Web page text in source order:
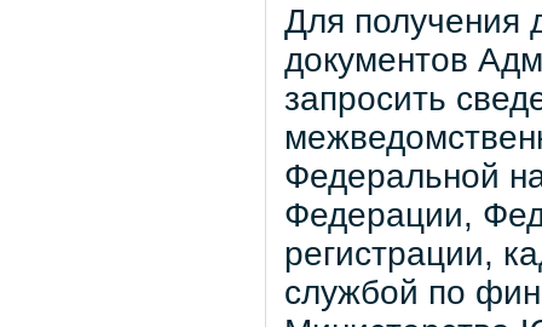
Для получения
документов
запросить
Федеральной
Федерации,
регистрации,
службой по